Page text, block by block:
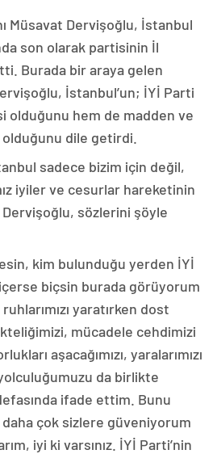
Müsavat Dervişoğlu, İstanbul
son olarak partisinin İl
Burada bir araya gelen
İstanbul’un; İYİ Parti
olduğunu hem de madden ve
dile getirdi.
sadece bizim için değil,
iyiler ve cesurlar hareketinin
sözlerini şöyle
kim bulunduğu yerden İYİ
biçsin burada görüyorum
yaratırken dost
mücadele cehdimizi
aşacağımızı, yaralarımızı
da birlikte
ifade ettim. Bunu
çok sizlere güveniyorum
iyi ki varsınız. İYİ Parti’nin